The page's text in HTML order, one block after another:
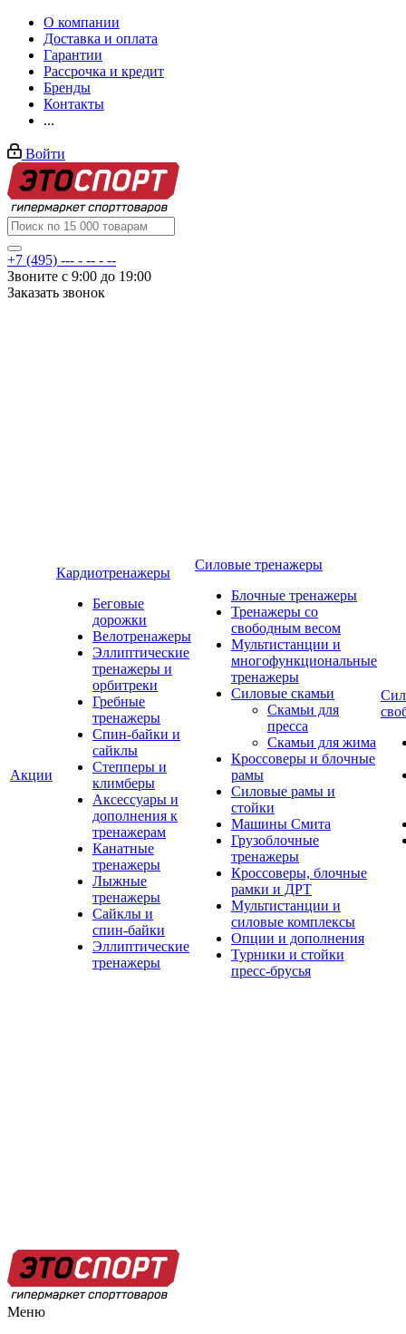
О компании
Доставка и оплата
Гарантии
Рассрочка и кредит
Бренды
Контакты
...
Войти
+7 (495) --- - -- - --
Звоните с 9:00 до 19:00
Заказать звонок
Акции
Кардиотренажеры
Беговые
дорожки
Велотренажеры
Эллиптические
тренажеры и
орбитреки
Гребные
тренажеры
Спин-байки и
сайклы
Степперы и
климберы
Аксессуары и
дополнения к
тренажерам
Канатные
тренажеры
Лыжные
тренажеры
Сайклы и
спин-байки
Эллиптические
тренажеры
Силовые тренажеры
Блочные тренажеры
Тренажеры со
свободным весом
Мультистанции и
многофункциональные
тренажеры
Силовые скамьи
Скамьи для
пресса
Скамьи для жима
Кроссоверы и блочные
рамы
Силовые рамы и
стойки
Машины Смита
Грузоблочные
тренажеры
Кроссоверы, блочные
рамки и ДРТ
Мультистанции и
силовые комплексы
Опции и дополнения
Турники и стойки
пресс-брусья
Меню